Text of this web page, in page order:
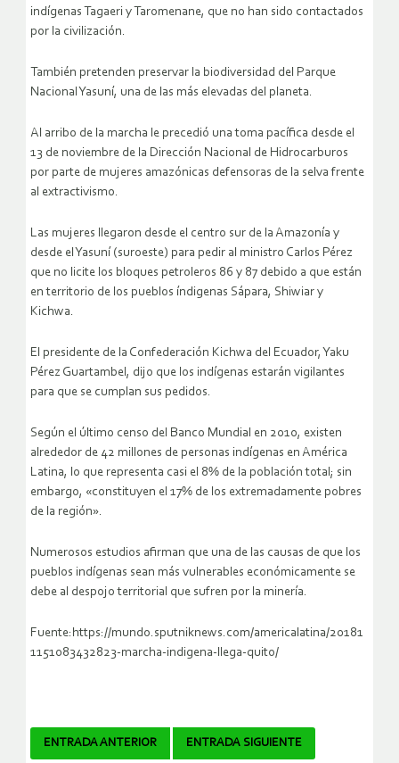
indígenas Tagaeri y Taromenane, que no han sido contactados
por la civilización.
También pretenden preservar la biodiversidad del Parque
Nacional Yasuní, una de las más elevadas del planeta.
Al arribo de la marcha le precedió una toma pacífica desde el
13 de noviembre de la Dirección Nacional de Hidrocarburos
por parte de mujeres amazónicas defensoras de la selva frente
al extractivismo.
Las mujeres llegaron desde el centro sur de la Amazonía y
desde el Yasuní (suroeste) para pedir al ministro Carlos Pérez
que no licite los bloques petroleros 86 y 87 debido a que están
en territorio de los pueblos índigenas Sápara, Shiwiar y
Kichwa.
El presidente de la Confederación Kichwa del Ecuador, Yaku
Pérez Guartambel, dijo que los indígenas estarán vigilantes
para que se cumplan sus pedidos.
Según el último censo del Banco Mundial en 2010, existen
alrededor de 42 millones de personas indígenas en América
Latina, lo que representa casi el 8% de la población total; sin
embargo, «constituyen el 17% de los extremadamente pobres
de la región».
Numerosos estudios afirman que una de las causas de que los
pueblos indígenas sean más vulnerables económicamente se
debe al despojo territorial que sufren por la minería.
Fuente:https://mundo.sputniknews.com/americalatina/20181
1151083432823-marcha-indigena-llega-quito/
Navegador
ENTRADA ANTERIOR ENTRADA SIGUIENTE